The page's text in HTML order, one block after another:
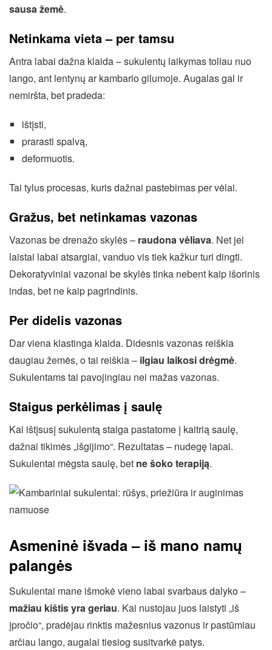
sausa žemė.
Netinkama vieta – per tamsu
Antra labai dažna klaida – sukulentų laikymas toliau nuo
lango, ant lentynų ar kambario gilumoje. Augalas gal ir
nemiršta, bet pradeda:
ištįsti,
prarasti spalvą,
deformuotis.
Tai tylus procesas, kuris dažnai pastebimas per vėlai.
Gražus, bet netinkamas vazonas
Vazonas be drenažo skylės – raudona vėliava. Net jei
laistai labai atsargiai, vanduo vis tiek kažkur turi dingti.
Dekoratyviniai vazonai be skylės tinka nebent kaip išorinis
indas, bet ne kaip pagrindinis.
Per didelis vazonas
Dar viena klastinga klaida. Didesnis vazonas reiškia
daugiau žemės, o tai reiškia – ilgiau laikosi drėgmė.
Sukulentams tai pavojingiau nei mažas vazonas.
Staigus perkėlimas į saulę
Kai ištįsusį sukulentą staiga pastatome į kaitrią saulę,
dažnai tikimės „išgijimo“. Rezultatas – nudegę lapai.
Sukulentai mėgsta saulę, bet ne šoko terapiją.
Asmeninė išvada – iš mano namų
palangės
Sukulentai mane išmokė vieno labai svarbaus dalyko –
mažiau kištis yra geriau. Kai nustojau juos laistyti „iš
įpročio“, pradėjau rinktis mažesnius vazonus ir pastūmiau
arčiau lango, augalai tiesiog susitvarkė patys.